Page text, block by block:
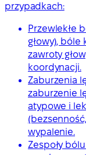
przypadkach:
Przewlekłe
głowy), bóle
zawroty
koordynacji.
Zaburzenia
zaburzenie
atypowe i
wypalenie.
Zespoły